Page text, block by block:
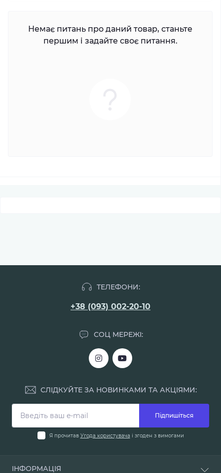
Немає питань про даний товар, станьте
першим і задайте своє питання.
ТЕЛЕФОНИ:
+38 (093) 002-20-10
СОЦ МЕРЕЖІ:
СЛІДКУЙТЕ ЗА НОВИНКАМИ ТА АКЦІЯМИ:
Підпишіться
Я прочитав Угода користувача і згоден з вимогами
ІНФОРМАЦІЯ